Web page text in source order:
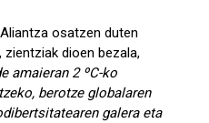
osatzen duten
dioen bezala,
amaieran 2 ºC-ko
berotze globalaren
galera eta